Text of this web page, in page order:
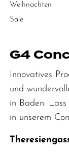
Weihnachten
Sale
G4
Innovatives
und
in Baden.
in unserem